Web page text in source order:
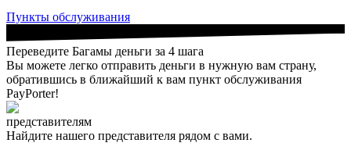
Пункты обслуживания
Переведите Багамы деньги за 4 шага
Вы можете легко отправить деньги в нужную вам страну,
обратившись в ближайший к вам пункт обслуживания
PayPorter!
представителям
Найдите нашего представителя рядом с вами.